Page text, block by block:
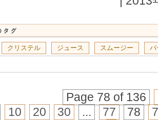
クリステル ジュース スムージー バ
Page 78 of 136
10 20 30 ... 77 78